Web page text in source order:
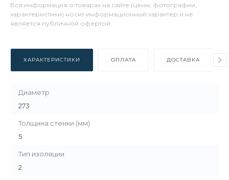
Вся информация о товарах на сайте (цены, фотографии,
характеристики) носит информационный характер и не
является публичной офертой.
ХАРАКТЕРИСТИКИ ОПЛАТА ДОСТАВКА
Диаметр
273
Толщина стенки (мм)
5
Тип изоляции
2